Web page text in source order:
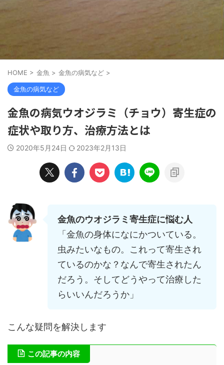
HOME > 金魚 > 金魚の病気など >
金魚の病気など
金魚の病気ウオジラミ（チョウ）寄生症の
症状や取り方、治療方法とは
2020年5月24日 2023年2月13日
金魚のウオジラミ寄生症に悩む人
「金魚の身体になにかついている。
虫みたいなもの。これって寄生され
ているのかな？なんで寄生されたん
だろう。そしてどうやって治療した
らいいんだろうか」
こんな疑問を解決します
この記事の内容